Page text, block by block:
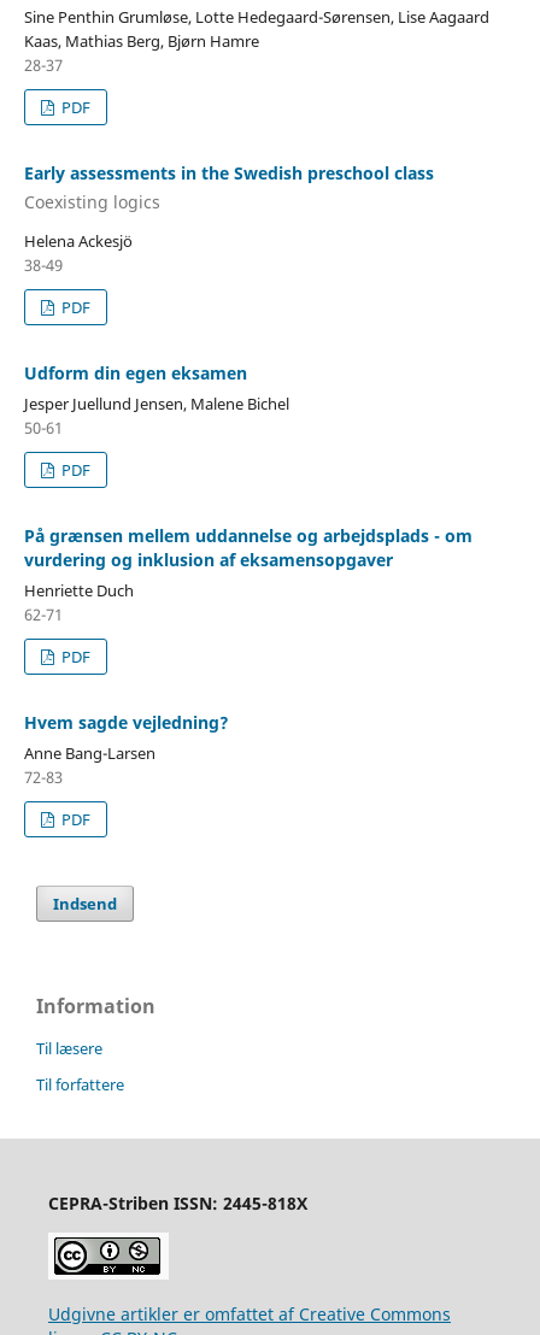
Sine Penthin Grumløse, Lotte Hedegaard-Sørensen, Lise Aagaard
Kaas, Mathias Berg, Bjørn Hamre
28-37
PDF
Early assessments in the Swedish preschool class
Coexisting logics
Helena Ackesjö
38-49
PDF
Udform din egen eksamen
Jesper Juellund Jensen, Malene Bichel
50-61
PDF
På grænsen mellem uddannelse og arbejdsplads - om
vurdering og inklusion af eksamensopgaver
Henriette Duch
62-71
PDF
Hvem sagde vejledning?
Anne Bang-Larsen
72-83
PDF
Indsend
Information
Til læsere
Til forfattere
CEPRA-Striben ISSN: 2445-818X
Udgivne artikler er omfattet af Creative Commons